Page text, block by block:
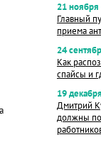
21 ноября
Главный
приема
24
Как
спайсы и
19
Дмитрий
должны